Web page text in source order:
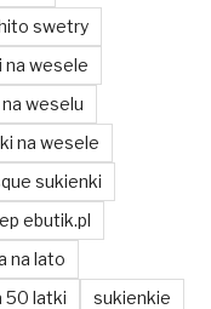
swetry
na wesele
weselu
na wesele
sukienki
ebutik.pl
na lato
50 latki
sukienkie